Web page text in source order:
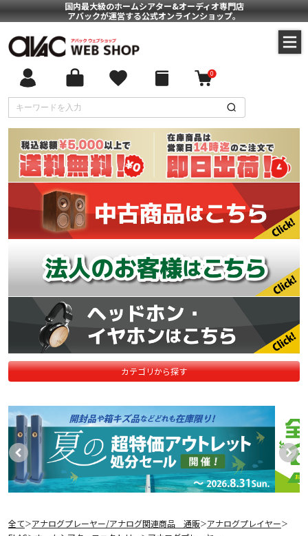
国内最大級のホームシアター&オーディオ専門店
アバックが運営する公式オンラインショップ。
0
カテゴリから探す
全て＞アナログプレーヤー/アナログ関連商品 通販＞アナログプレイヤー＞